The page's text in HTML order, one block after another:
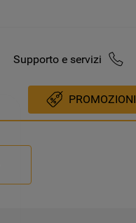
Supporto e servizi
PROMOZIONI